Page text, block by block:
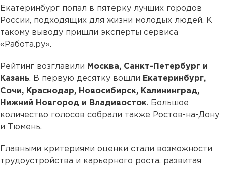
Екатеринбург попал в пятерку лучших городов
России, подходящих для жизни молодых людей. К
такому выводу пришли эксперты сервиса
«Работа.ру».
Рейтинг возглавили Москва, Санкт-Петербург и
Казань. В первую десятку вошли Екатеринбург,
Сочи, Краснодар, Новосибирск, Калининград,
Нижний Новгород и Владивосток. Большое
количество голосов собрали также Ростов-на-Дону
и Тюмень.
Главными критериями оценки стали возможности
трудоустройства и карьерного роста, развитая